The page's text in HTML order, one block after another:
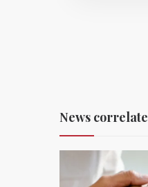
News correlate